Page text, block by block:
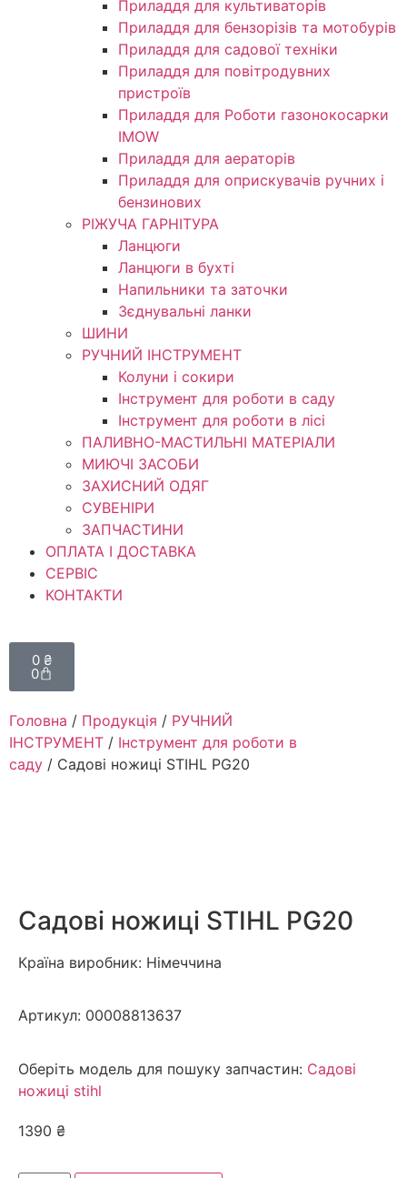
Приладдя для культиваторів
Приладдя для бензорізів та мотобурів
Приладдя для садової техніки
Приладдя для повітродувних
пристроїв
Приладдя для Роботи газонокосарки
IMOW
Приладдя для аераторів
Приладдя для оприскувачів ручних і
бензинових
РІЖУЧА ГАРНІТУРА
Ланцюги
Ланцюги в бухті
Напильники та заточки
Зєднувальні ланки
ШИНИ
РУЧНИЙ ІНСТРУМЕНТ
Колуни і сокири
Інструмент для роботи в саду
Інструмент для роботи в лісі
ПАЛИВНО-МАСТИЛЬНІ МАТЕРІАЛИ
МИЮЧІ ЗАСОБИ
ЗАХИСНИЙ ОДЯГ
СУВЕНІРИ
ЗАПЧАСТИНИ
ОПЛАТА І ДОСТАВКА
СЕРВІС
КОНТАКТИ
0 ₴
0
Головна / Продукція / РУЧНИЙ
ІНСТРУМЕНТ / Інструмент для роботи в
саду / Садові ножиці STIHL PG20
Садові ножиці STIHL PG20
Країна виробник: Німеччина
Артикул: 00008813637
Оберіть модель для пошуку запчастин: Садові
ножиці stihl
1390 ₴